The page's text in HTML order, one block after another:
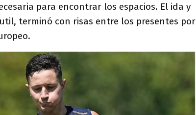
para encontrar los espacios. El ida y
terminó con risas entre los presentes por